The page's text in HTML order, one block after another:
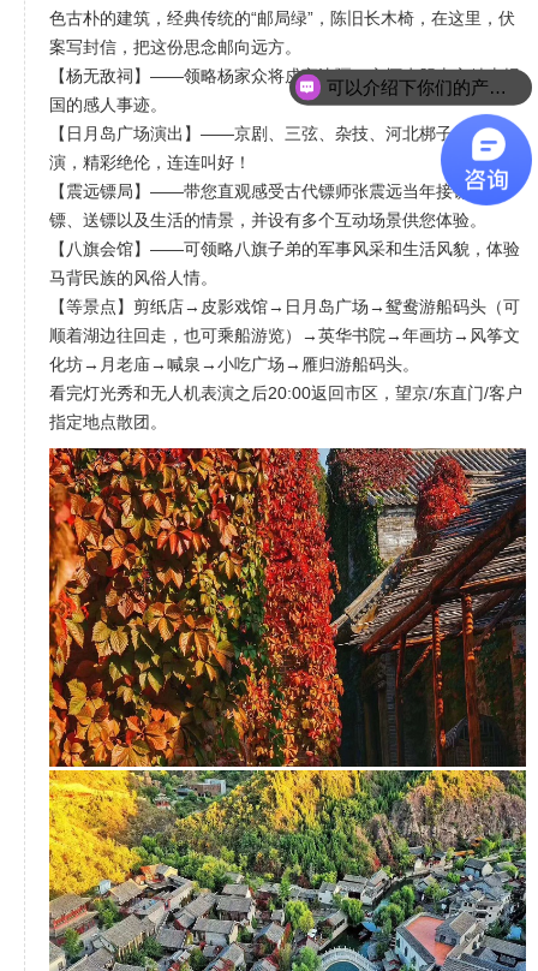
色古朴的建筑，经典传统的“邮局绿”，陈旧长木椅，在这里，伏
案写封信，把这份思念邮向远方。
【杨无敌祠】——领略杨家众将戍守边疆、心怀赤胆忠心精忠报
国的感人事迹。
【日月岛广场演出】——京剧、三弦、杂技、河北梆子等户外表
演，精彩绝伦，连连叫好！
【震远镖局】——带您直观感受古代镖师张震远当年接镖、议
镖、送镖以及生活的情景，并设有多个互动场景供您体验。
【八旗会馆】——可领略八旗子弟的军事风采和生活风貌，体验
马背民族的风俗人情。
【等景点】剪纸店→皮影戏馆→日月岛广场→鸳鸯游船码头（可
顺着湖边往回走，也可乘船游览）→英华书院→年画坊→风筝文
化坊→月老庙→喊泉→小吃广场→雁归游船码头。
看完灯光秀和无人机表演之后20:00返回市区，望京/东直门/客户
指定地点散团。
可以介绍下你们的产品么？